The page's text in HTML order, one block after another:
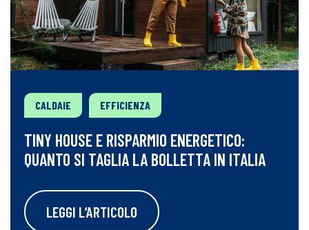
CALDAIE EFFICIENZA
TINY HOUSE E RISPARMIO ENERGETICO:
QUANTO SI TAGLIA LA BOLLETTA IN ITALIA
LEGGI L’ARTICOLO